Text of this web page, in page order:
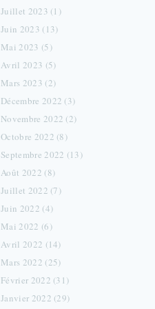
Juillet 2023 (1)
Juin 2023 (13)
Mai 2023 (5)
Avril 2023 (5)
Mars 2023 (2)
Décembre 2022 (3)
Novembre 2022 (2)
Octobre 2022 (8)
Septembre 2022 (13)
Août 2022 (8)
Juillet 2022 (7)
Juin 2022 (4)
Mai 2022 (6)
Avril 2022 (14)
Mars 2022 (25)
Février 2022 (31)
Janvier 2022 (29)